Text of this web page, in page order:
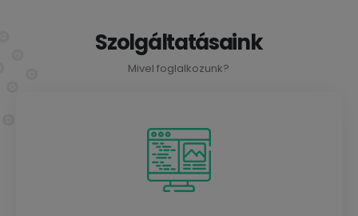
Szolgáltatásaink
Mivel foglalkozunk?